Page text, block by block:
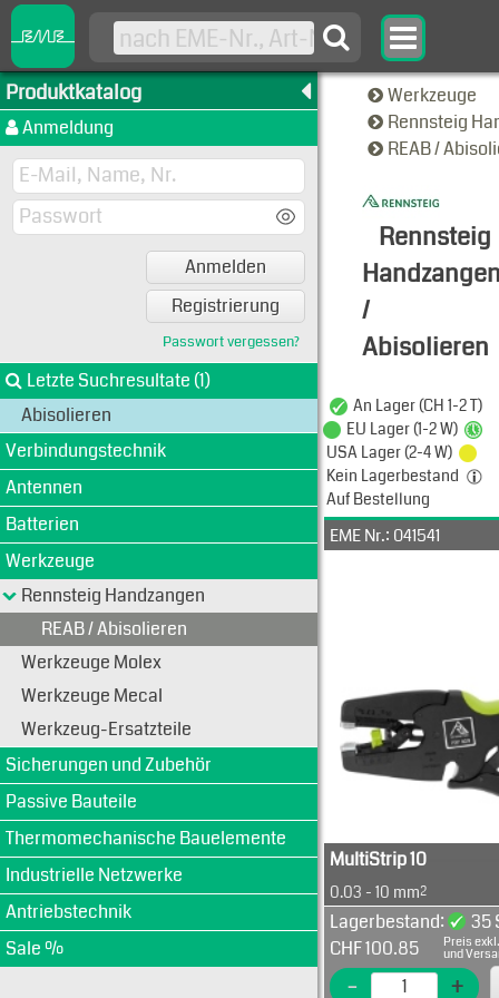
Produktkatalog
Anmeldung
Anmelden
Registrierung
Passwort vergessen?
Letzte Suchresultate (1)
Abisolieren
Verbindungstechnik
Antennen
Batterien
Werkzeuge
Rennsteig Handzangen
REAB / Abisolieren
Werkzeuge Molex
Werkzeuge Mecal
Werkzeug-Ersatzteile
Sicherungen und Zubehör
Passive Bauteile
Thermomechanische Bauelemente
Industrielle Netzwerke
Antriebstechnik
Sale %
Werkzeuge
Rennsteig
REAB /
Rennsteig
/
Abisolieren
Typen-
An Lager (CH 1-2 T)
EU Lager (1-2 W)
USA Lager (2-4 W)
Kein Lagerbestand
Auf Bestellung
EME Nr.: 041541
MultiStrip 10
0.03 - 10 mm²
verbesserte
und langlebiger
optimierte
Schutzfunktion für
Lagerbestand:
35
CHF 100.85
Preis
und
- +